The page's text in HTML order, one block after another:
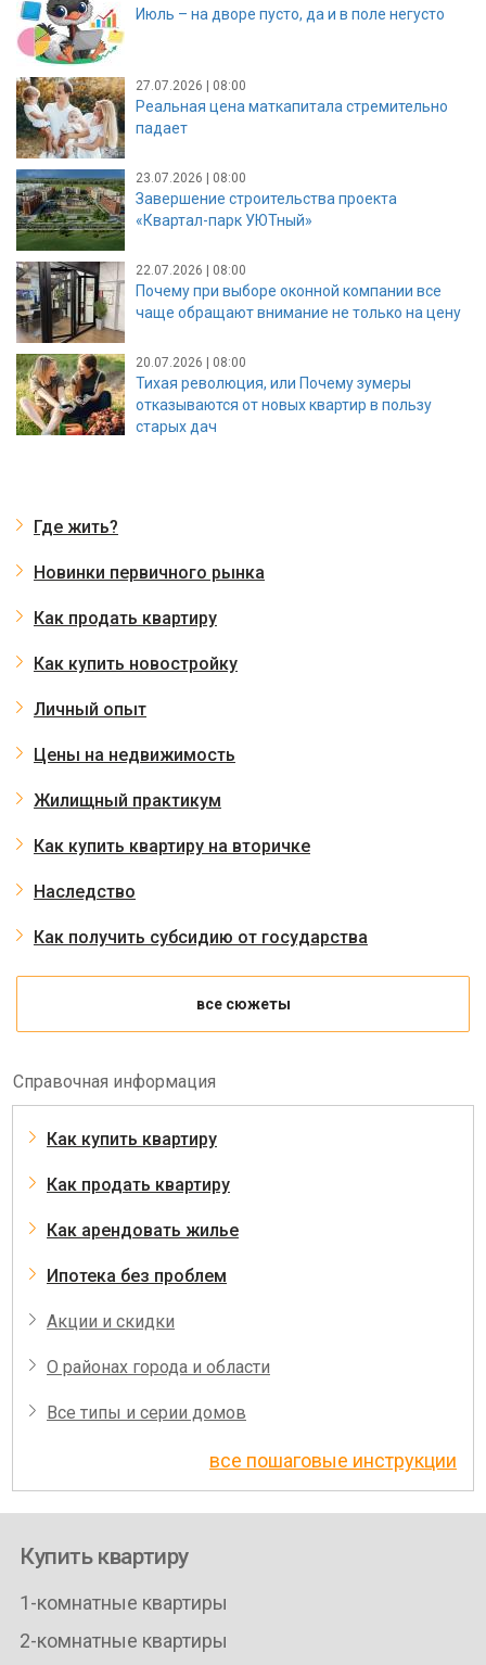
Июль – на дворе пусто, да и в поле негусто
27.07.2026 | 08:00
Реальная цена маткапитала стремительно
падает
23.07.2026 | 08:00
Завершение строительства проекта
«Квартал-парк УЮТный»
22.07.2026 | 08:00
Почему при выборе оконной компании все
чаще обращают внимание не только на цену
20.07.2026 | 08:00
Тихая революция, или Почему зумеры
отказываются от новых квартир в пользу
старых дач
Где жить?
Новинки первичного рынка
Как продать квартиру
Как купить новостройку
Личный опыт
Цены на недвижимость
Жилищный практикум
Как купить квартиру на вторичке
Наследство
Как получить субсидию от государства
все сюжеты
Справочная информация
Как купить квартиру
Как продать квартиру
Как арендовать жилье
Ипотека без проблем
Акции и скидки
О районах города и области
Все типы и серии домов
все пошаговые инструкции
Купить квартиру
1-комнатные квартиры
2-комнатные квартиры